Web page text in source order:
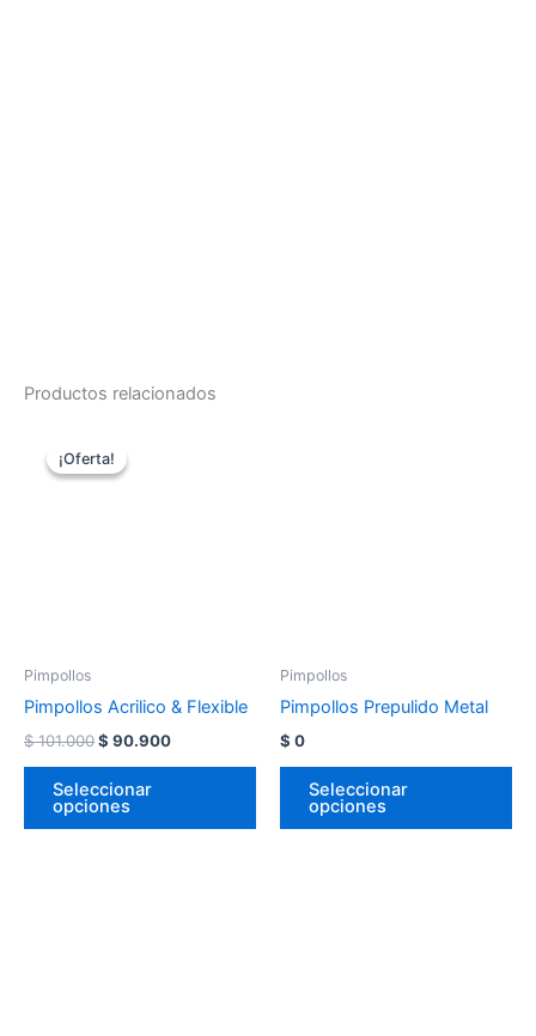
Productos relacionados
¡Oferta!
¡Oferta!
Pimpollos
Pimpollos Acrilico & Flexible
$101.000$ 90.900
Seleccionar
opciones
Pimpollos
Pimpollos Prepulido Metal
$ 0
Seleccionar
opciones